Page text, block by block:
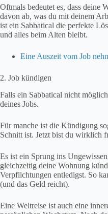
Oftmals bedeutet es, dass deine
davon ab, was du mit deinem
ist ein Sabbatical die perfekte
und alles beim Alten bleibt.
Eine Auszeit vom Job
2. Job kündigen
Falls ein Sabbatical nicht
deines Jobs.
Für manche ist die Kündigung
Schnitt ist. Jetzt bist du wirklich
Es ist ein Sprung ins
gleichzeitig deine Wohnung
Verpflichtungen entledigst. So
(und das Geld reicht).
Eine Weltreise ist auch eine